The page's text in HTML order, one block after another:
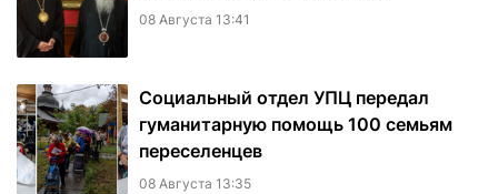
08 Августа 13:41
Социальный отдел УПЦ передал
гуманитарную помощь 100 семьям
переселенцев
08 Августа 13:35